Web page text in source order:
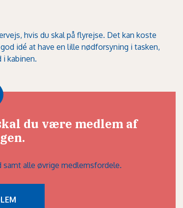
hvis du skal på flyrejse. Det kan koste
idé at have en lille nødforsyning i tasken,
i kabinen.
du være medlem af
alle øvrige medlemsfordele.